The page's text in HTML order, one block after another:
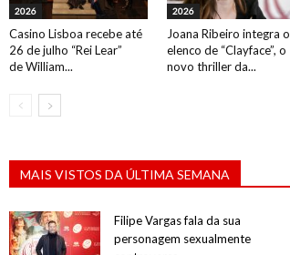
2026
Casino Lisboa recebe até
26 de julho “Rei Lear”
de William...
2026
Joana Ribeiro integra o
elenco de “Clayface”, o
novo thriller da...
MAIS VISTOS DA ÚLTIMA SEMANA
Filipe Vargas fala da sua
personagem sexualmente